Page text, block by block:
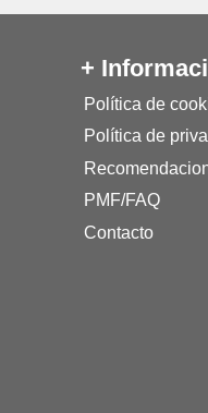
+
Política de
Política de
PMF/FAQ
Contacto